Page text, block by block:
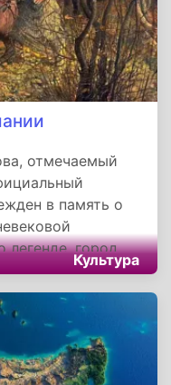
отмечаемый
в память о
легенде, город
нашествию крыс.
в отчаянии
сможет
Культура